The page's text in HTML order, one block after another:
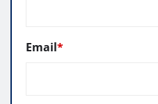
Email*